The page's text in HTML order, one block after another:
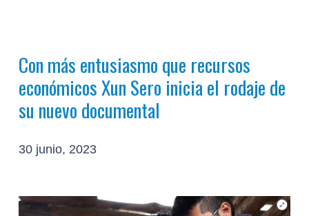
Con más entusiasmo que recursos
económicos Xun Sero inicia el rodaje de
su nuevo documental
30 junio, 2023